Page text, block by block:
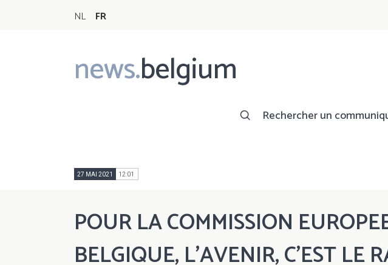
NL FR
news.belgium
Main
navigation
Rechercher un
27 MAI 2021 12:01
POUR LA COMMISSION
BELGIQUE, L’AVENIR, C’EST LE